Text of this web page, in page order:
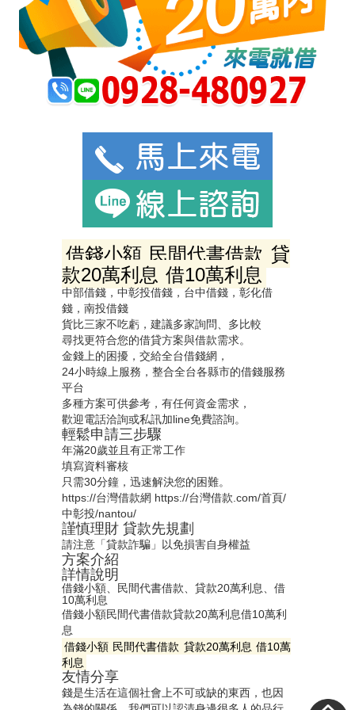
借錢小額 民間代書借款 貸
款20萬利息 借10萬利息
中部借錢，中彰投借錢，台中借錢，彰化借
錢，南投借錢
貨比三家不吃虧，建議多家詢問、多比較
尋找更符合您的借貸方案與借款需求。
金錢上的困擾，交給全台借錢網，
24小時線上服務，整合全台各縣市的借錢服務
平台
多種方案可供參考，有任何資金需求，
歡迎電話洽詢或私訊加line免費諮詢。
輕鬆申請三步驟
年滿20歲並且有正常工作
填寫資料審核
只需30分鐘，迅速解決您的困難。
https://台灣借款網 https://台灣借款.com/首頁/
中彰投/nantou/
謹慎理財 貸款先規劃
請注意「貸款詐騙」以免損害自身權益
方案介紹
詳情說明
借錢小額、民間代書借款、貸款20萬利息、借
10萬利息
借錢小額民間代書借款貸款20萬利息借10萬利
息
借錢小額 民間代書借款 貸款20萬利息 借10萬
利息
友情分享
錢是生活在這個社會上不可或缺的東西，也因